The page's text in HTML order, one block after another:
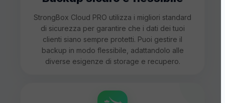
StrongBox Cloud PRO utilizza i migliori standard
di sicurezza per garantire che i dati dei tuoi
clienti siano sempre protetti. Puoi gestire il
backup in modo flessibile, adattandolo alle
diverse esigenze di storage e recupero.